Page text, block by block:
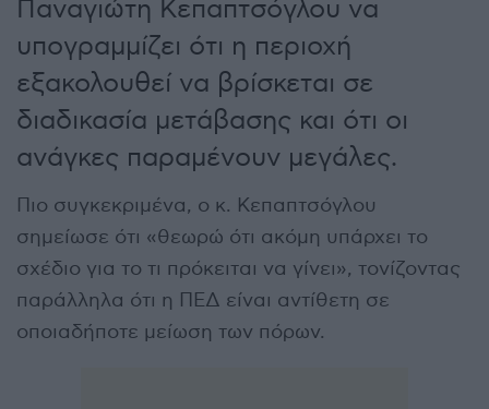
Παναγιώτη Κεπαπτσόγλου να
υπογραμμίζει ότι η περιοχή
εξακολουθεί να βρίσκεται σε
διαδικασία μετάβασης και ότι οι
ανάγκες παραμένουν μεγάλες.
Πιο συγκεκριμένα, ο κ. Κεπαπτσόγλου
σημείωσε ότι «θεωρώ ότι ακόμη υπάρχει το
σχέδιο για το τι πρόκειται να γίνει», τονίζοντας
παράλληλα ότι η ΠΕΔ είναι αντίθετη σε
οποιαδήποτε μείωση των πόρων.